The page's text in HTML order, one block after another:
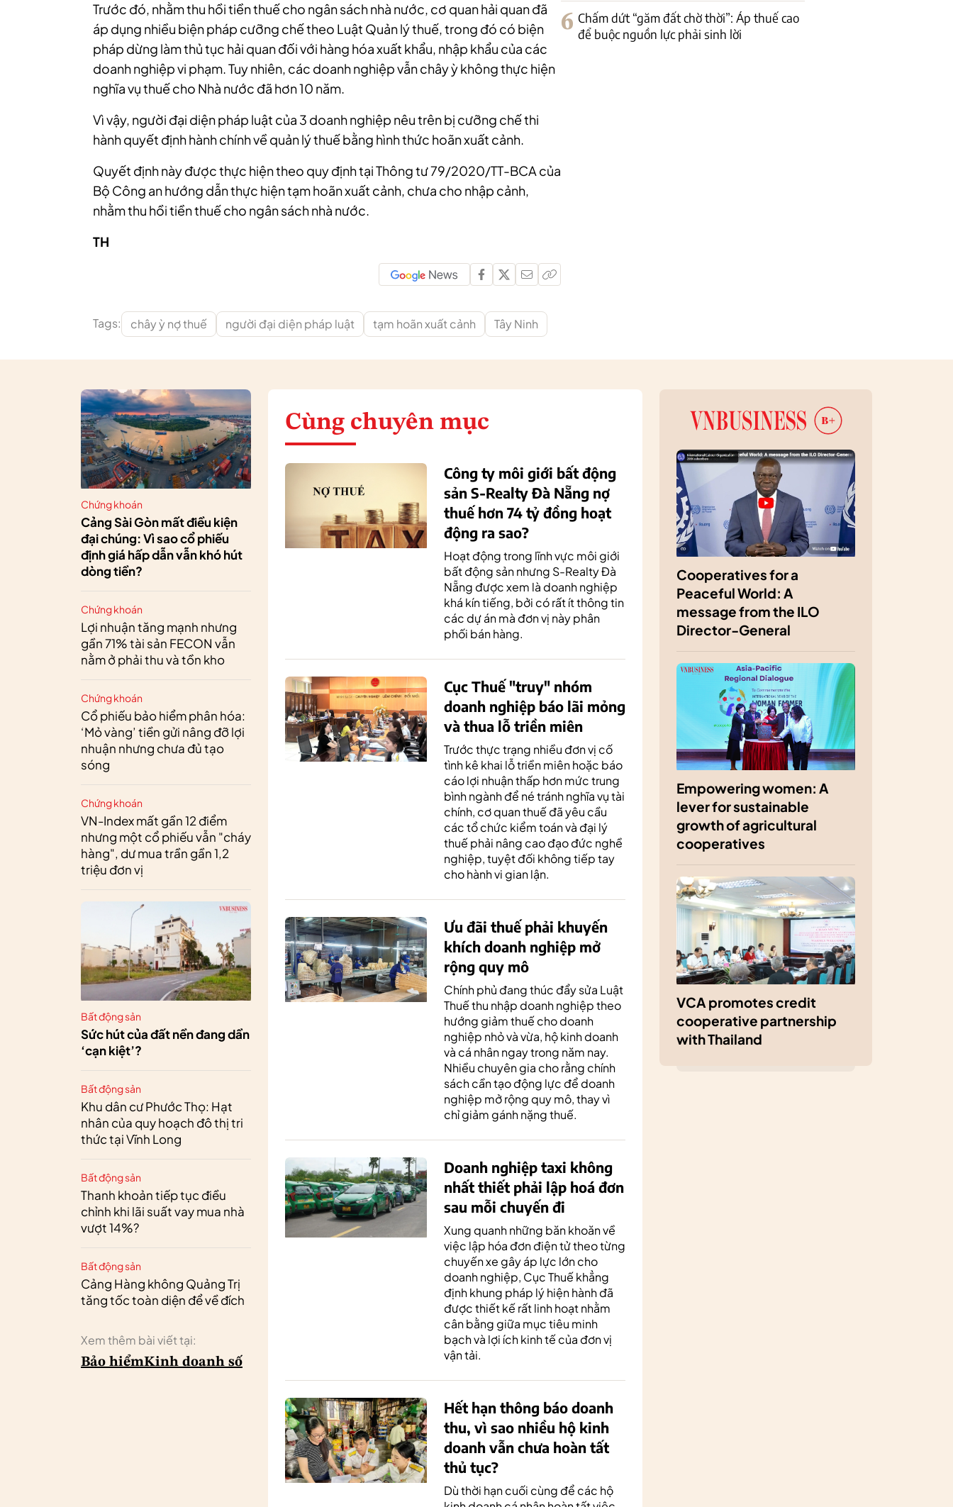
Trước đó, nhằm thu hồi tiền thuế cho ngân sách nhà nước, cơ quan hải quan đã
áp dụng nhiều biện pháp cưỡng chế theo Luật Quản lý thuế, trong đó có biện
pháp dừng làm thủ tục hải quan đối với hàng hóa xuất khẩu, nhập khẩu của các
doanh nghiệp vi phạm. Tuy nhiên, các doanh nghiệp vẫn chây ỳ không thực hiện
nghĩa vụ thuế cho Nhà nước đã hơn 10 năm.
Vì vậy, người đại diện pháp luật của 3 doanh nghiệp nêu trên bị cưỡng chế thi
hành quyết định hành chính về quản lý thuế bằng hình thức hoãn xuất cảnh.
Quyết định này được thực hiện theo quy định tại Thông tư 79/2020/TT-BCA của
Bộ Công an hướng dẫn thực hiện tạm hoãn xuất cảnh, chưa cho nhập cảnh,
nhằm thu hồi tiền thuế cho ngân sách nhà nước.
TH
Tags: chây ỳ nợ thuế người đại diện pháp luật tạm hoãn xuất cảnh Tây Ninh
6 Chấm dứt “găm đất chờ thời”: Áp thuế cao
để buộc nguồn lực phải sinh lời
Chứng khoán
Cảng Sài Gòn mất điều kiện
đại chúng: Vì sao cổ phiếu
định giá hấp dẫn vẫn khó hút
dòng tiền?
Chứng khoán
Lợi nhuận tăng mạnh nhưng
gần 71% tài sản FECON vẫn
nằm ở phải thu và tồn kho
Chứng khoán
Cổ phiếu bảo hiểm phân hóa:
‘Mỏ vàng’ tiền gửi nâng đỡ lợi
nhuận nhưng chưa đủ tạo
sóng
Chứng khoán
VN-Index mất gần 12 điểm
nhưng một cổ phiếu vẫn "cháy
hàng", dư mua trần gần 1,2
triệu đơn vị
Bất động sản
Sức hút của đất nền đang dần
‘cạn kiệt’?
Bất động sản
Khu dân cư Phước Thọ: Hạt
nhân của quy hoạch đô thị tri
thức tại Vĩnh Long
Bất động sản
Thanh khoản tiếp tục điều
chỉnh khi lãi suất vay mua nhà
vượt 14%?
Bất động sản
Cảng Hàng không Quảng Trị
tăng tốc toàn diện để về đích
Xem thêm bài viết tại:
Bảo hiểmKinh doanh số
Cùng chuyên mục
Công ty môi giới bất động
sản S-Realty Đà Nẵng nợ
thuế hơn 74 tỷ đồng hoạt
động ra sao?
Hoạt động trong lĩnh vực môi giới
bất động sản nhưng S-Realty Đà
Nẵng được xem là doanh nghiệp
khá kín tiếng, bởi có rất ít thông tin
các dự án mà đơn vị này phân
phối bán hàng.
Cục Thuế "truy" nhóm
doanh nghiệp báo lãi mỏng
và thua lỗ triền miên
Trước thực trạng nhiều đơn vị cố
tình kê khai lỗ triền miên hoặc báo
cáo lợi nhuận thấp hơn mức trung
bình ngành để né tránh nghĩa vụ tài
chính, cơ quan thuế đã yêu cầu
các tổ chức kiểm toán và đại lý
thuế phải nâng cao đạo đức nghề
nghiệp, tuyệt đối không tiếp tay
cho hành vi gian lận.
Ưu đãi thuế phải khuyến
khích doanh nghiệp mở
rộng quy mô
Chính phủ đang thúc đẩy sửa Luật
Thuế thu nhập doanh nghiệp theo
hướng giảm thuế cho doanh
nghiệp nhỏ và vừa, hộ kinh doanh
và cá nhân ngay trong năm nay.
Nhiều chuyên gia cho rằng chính
sách cần tạo động lực để doanh
nghiệp mở rộng quy mô, thay vì
chỉ giảm gánh nặng thuế.
Doanh nghiệp taxi không
nhất thiết phải lập hoá đơn
sau mỗi chuyến đi
Xung quanh những băn khoăn về
việc lập hóa đơn điện tử theo từng
chuyến xe gây áp lực lớn cho
doanh nghiệp, Cục Thuế khẳng
định khung pháp lý hiện hành đã
được thiết kế rất linh hoạt nhằm
cân bằng giữa mục tiêu minh
bạch và lợi ích kinh tế của đơn vị
vận tải.
Hết hạn thông báo doanh
thu, vì sao nhiều hộ kinh
doanh vẫn chưa hoàn tất
thủ tục?
Dù thời hạn cuối cùng để các hộ
Cooperatives for a
Peaceful World: A
message from the ILO
Director-General
Empowering women: A
lever for sustainable
growth of agricultural
cooperatives
VCA promotes credit
cooperative partnership
with Thailand